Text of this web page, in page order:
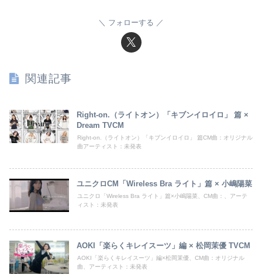
フォローする
関連記事
Right-on.（ライトオン）「キブンイロイロ」 篇 ×
Dream TVCM
Right-on.（ライトオン）「キブンイロイロ」 篇CM曲：オリジナル
曲アーティスト：未発表
ユニクロCM「Wireless Bra ライト」篇 × 小嶋陽菜
ユニクロ「Wireless Bra ライト」篇×小嶋陽菜、CM曲：、アーテ
ィスト：未発表
AOKI「楽らくキレイスーツ」編 × 松岡茉優 TVCM
AOKI「楽らくキレイスーツ」編×松岡茉優、CM曲：オリジナル
曲、アーティスト：未発表